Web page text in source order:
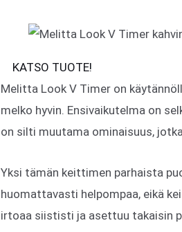
KATSO TUOTE!
Melitta Look V Timer on
melko hyvin. Ensivaikutelma on
on silti muutama ominaisuus,
Yksi tämän keittimen parhaista
huomattavasti helpompaa, eikä
irtoaa siististi ja asettuu takaisin